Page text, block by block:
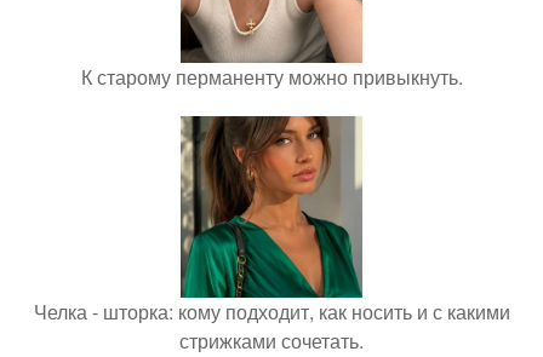
К старому перманенту можно привыкнуть.
Челка - шторка: кому подходит, как носить и с какими
стрижками сочетать.